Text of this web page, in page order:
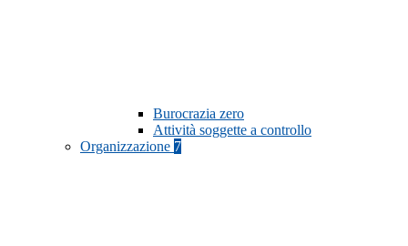
Burocrazia zero
Attività soggette a controllo
Organizzazione 7